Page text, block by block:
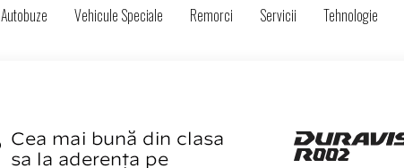
Autobuze Vehicule Speciale Remorci Servicii Tehnologie